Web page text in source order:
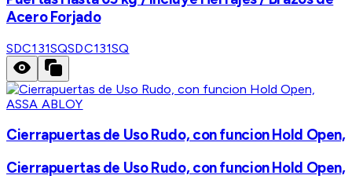
Acero Forjado
SDC131SQSDC131SQ
ASSA ABLOY
Cierrapuertas de Uso Rudo, con funcion Hold Open,
Cierrapuertas de Uso Rudo, con funcion Hold Open,